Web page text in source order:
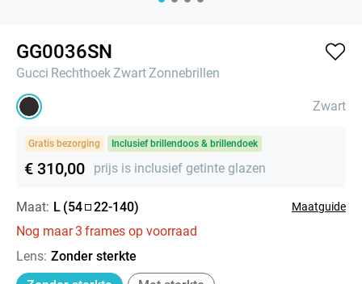
GG0036SN
Gucci RechthoekZwartZonnebrillen
Zwart
Gratis bezorging Inclusief brillendoos & brillendoek
€ 310,00 prijs is inclusief getinte glazen
Maat: L (54 22-140) Maatguide
Nog maar3 frames op voorraad
Lens: Zonder sterkte